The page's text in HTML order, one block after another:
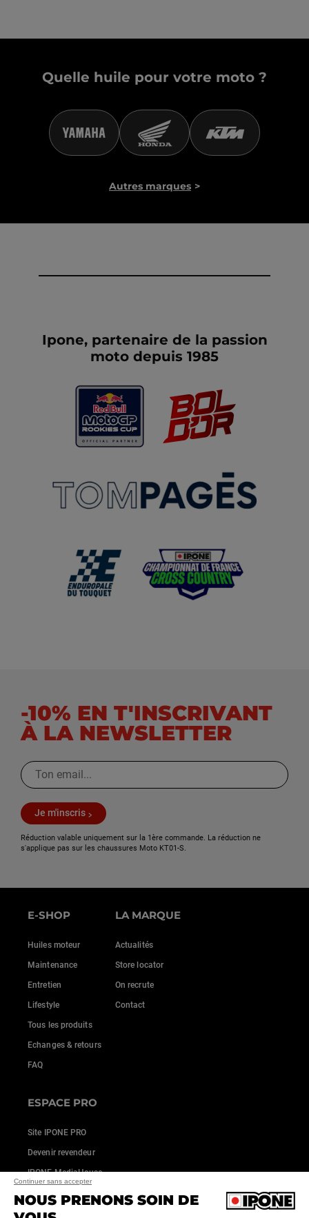
Continuer sans accepter
NOUS PRENONS SOIN DE
Quelle huile pour votre moto ?
Autres marques
Ipone, partenaire de la passion
moto depuis 1985
-10% EN T'INSCRIVANT
À LA NEWSLETTER
Je m'inscris
Réduction valable uniquement sur la 1ère commande. La réduction ne
s'applique pas sur les chaussures Moto KT01-S.
E-SHOP
Huiles moteur
Maintenance
Entretien
Lifestyle
Tous les produits
Echanges & retours
FAQ
LA MARQUE
Actualités
Store locator
On recrute
Contact
ESPACE PRO
Site IPONE PRO
Devenir revendeur
IPONE MediaHouse